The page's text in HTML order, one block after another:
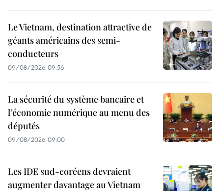
Le Vietnam, destination attractive de
géants américains des semi-
conducteurs
09/08/2026 09:56
La sécurité du système bancaire et
l’économie numérique au menu des
députés
09/08/2026 09:00
Les IDE sud-coréens devraient
augmenter davantage au Vietnam